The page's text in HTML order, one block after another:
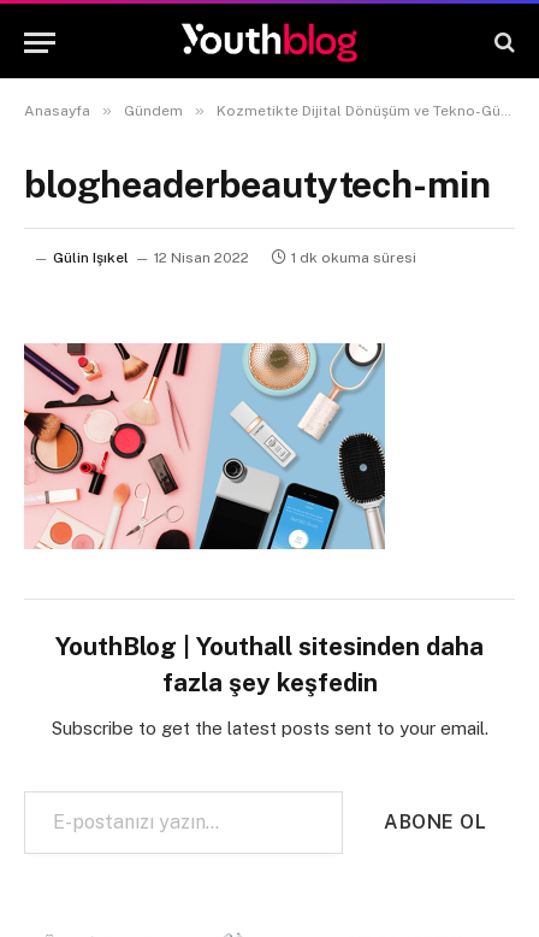
Anasayfa » Gündem » Kozmetikte Dijital Dönüşüm ve Tekno-Güzellik Kavramı Nedir?
blogheaderbeautytech-min
Gülin Işıkel 12 Nisan 2022 1 dk okuma süresi
YouthBlog | Youthall sitesinden daha
fazla şey keşfedin
Subscribe to get the latest posts sent to your email.
E-postanızı yazın…
ABONE OL